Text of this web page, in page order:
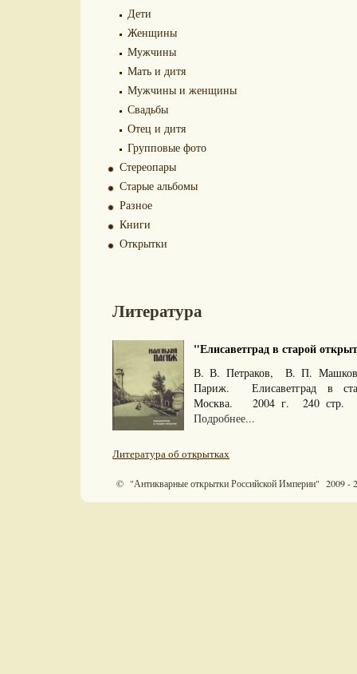
Дети
Женщины
Мужчины
Мать и дитя
Мужчины и женщины
Свадьбы
Отец и дитя
Групповые фото
Стереопары
Старые альбомы
Разное
Книги
Открытки
Литература
"Елисаветград в старой
В. В. Петраков, В. П.
Париж. Елисаветград в
Москва. 2004 г. 240 стр.
Подробнее...
Литература об открытках
© "Антикварные открытки Российской Империи" 2009 -